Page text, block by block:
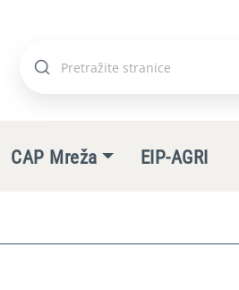
Pretraži
CAP Mreža EIP-AGRI